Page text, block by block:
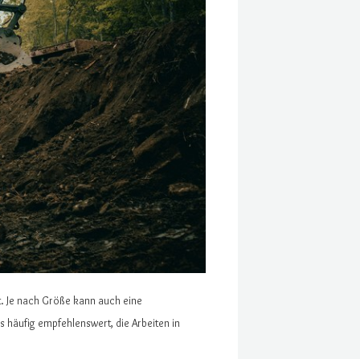
nach Größe kann auch eine
häufig empfehlenswert, die Arbeiten in